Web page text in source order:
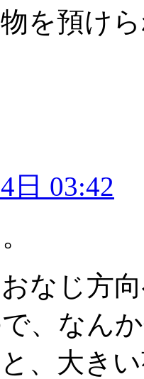
を預け
日 03:42
なじ方
、なん
、大き